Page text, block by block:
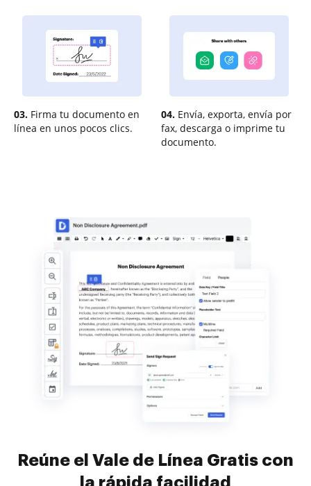
03. Firma tu documento en
línea en unos pocos clics.
04. Envía, exporta, envía por
fax, descarga o imprime tu
documento.
Reúne el Vale de Línea Gratis con
la rápida facilidad